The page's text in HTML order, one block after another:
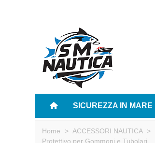
SICUREZZA IN MARE
Home > ACCESSORI NAUTICA >
Protettivo per Gommoni e Tubolari